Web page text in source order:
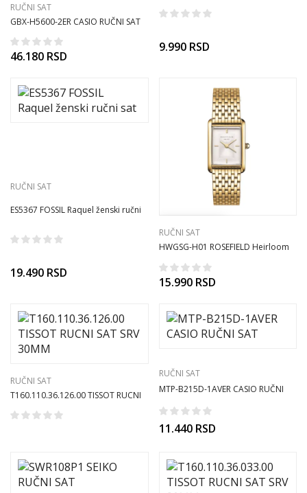
RUČNI SAT
GBX-H5600-2ER CASIO RUČNI SAT
46.180 RSD
9.990 RSD
RUČNI SAT
ES5367 FOSSIL Raquel ženski ručni
19.490 RSD
RUČNI SAT
HWGSG-H01 ROSEFIELD Heirloom
15.990 RSD
RUČNI SAT
T160.110.36.126.00 TISSOT RUCNI
SAT SRV 30MM
RUČNI SAT
MTP-B215D-1AVER CASIO RUČNI
11.440 RSD